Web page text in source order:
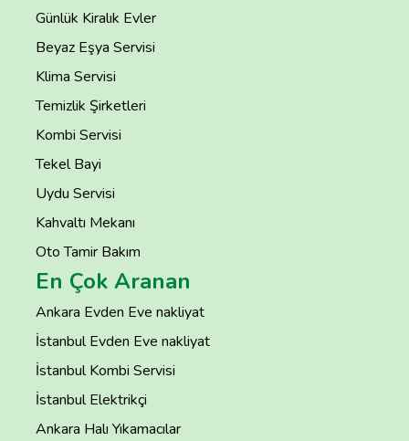
Günlük Kiralık Evler
Beyaz Eşya Servisi
Klima Servisi
Temizlik Şirketleri
Kombi Servisi
Tekel Bayi
Uydu Servisi
Kahvaltı Mekanı
Oto Tamir Bakım
En Çok Aranan
Ankara Evden Eve nakliyat
İstanbul Evden Eve nakliyat
İstanbul Kombi Servisi
İstanbul Elektrikçi
Ankara Halı Yıkamacılar